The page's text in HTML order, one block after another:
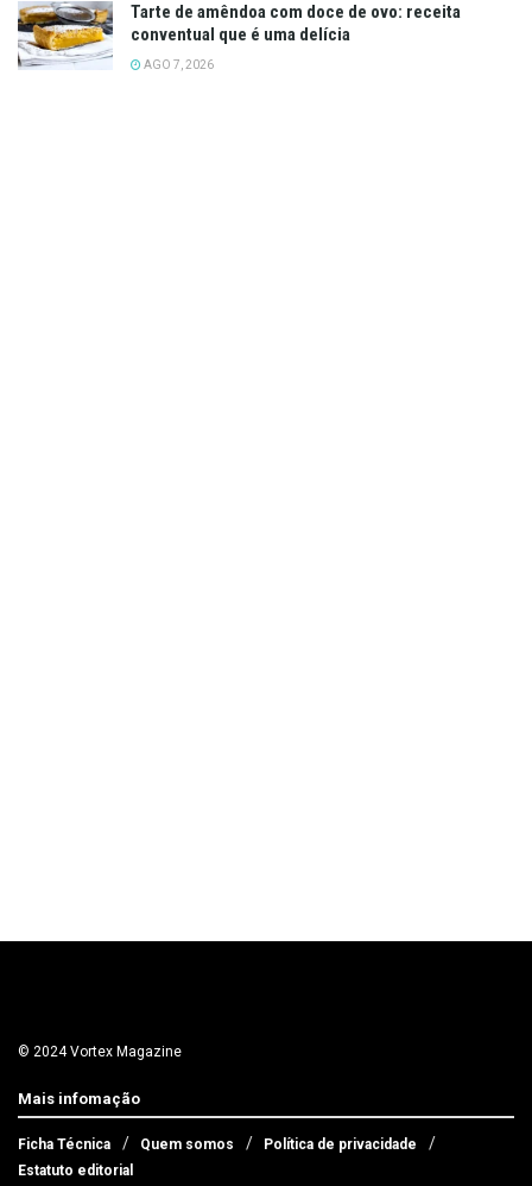
Tarte de amêndoa com doce de ovo: receita
conventual que é uma delícia
AGO 7, 2026
© 2024 Vortex Magazine
Mais infomação
Ficha Técnica Quem somos
Política de privacidade
Estatuto editorial